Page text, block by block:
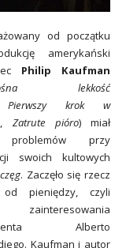
od początku
amerykański
Philip Kaufman
lekkość
Pierwszy krok w
, Zatrute pióro) miał
przy
swoich kultowych
. Zaczęło się rzecz
pieniędzy, czyli
zainteresowania
Alberto
Kaufman i autor